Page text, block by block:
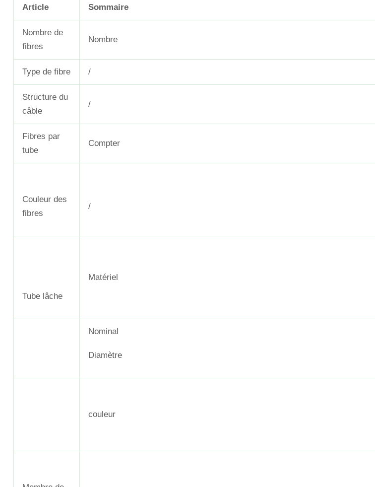
Article Sommaire
Nombre de
fibres
Nombre
Type de fibre /
Structure du
câble
/
Fibres par
tube
Compter
Couleur des
fibres
/
Tube lâche
Matériel
Nominal
Diamètre
couleur